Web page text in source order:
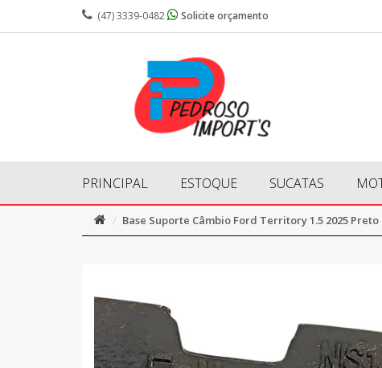
(47) 3339-0482 Solicite orçamento
PRINCIPAL ESTOQUE SUCATAS
Base Suporte Câmbio Ford Territory 1.5 2025 Preto